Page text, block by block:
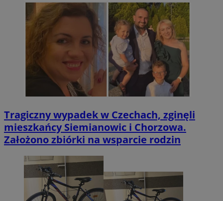
Tragiczny wypadek w Czechach, zginęli
mieszkańcy Siemianowic i Chorzowa.
Założono zbiórki na wsparcie rodzin